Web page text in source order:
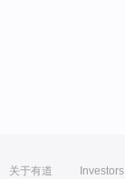
关于有道 Investors